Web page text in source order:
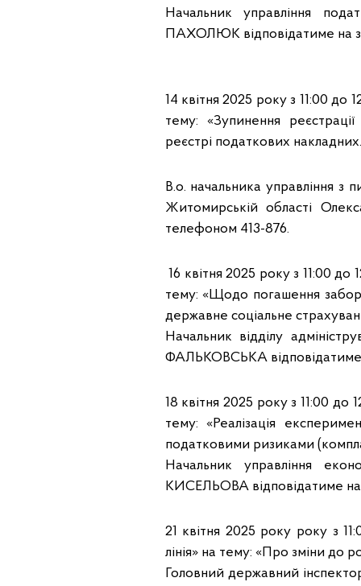
Начальник управління
ПАХОЛЮК відповідатиме на
14 квітня 2025 року з 11:00 до
тему: «Зупинення
реєстрі податкових
В.о. начальника управління
Житомирській області
телефоном 413-876.
16 квітня 2025 року з 11:00 до
тему: «Щодо погашення
державне соціальне
Начальник відділу
ФАЛЬКОВСЬКА відповідатиме
18 квітня 2025 року з 11:00 до
тему: «Реалізація
податковими ризиками
Начальник управління
КИСЕЛЬОВА відповідатиме
21 квітня 2025 року року з
лінія» на тему: «Про зміни до
Головний державний